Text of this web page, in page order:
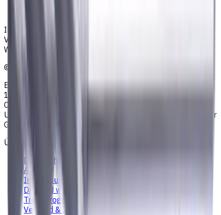
Ihr zuverlässiger Lieferant von Werkzeugen,
Verbrauchsmaterialien und Kühlschmierstoffen für CNC-
Werkzeugmaschinen in der Metallbearbeitung
©
E4B2B Gmbh (CNCmarket.de); Heisenbergstraße 5,
10587, Berlin, Deutschland; Registergericht: Amtsgericht
Charlottenburg; Handelsregisternummer: HRB 258196 B;
Umsatzsteuer-ID: DE364343215; Vertretungsberechtigter
Geschäftsführer: Sergey Sysoev
Über uns
Datenschutzerklärung
AGB
Impressum
Das sind wir
Treueprogramm
Versand & Zahlung